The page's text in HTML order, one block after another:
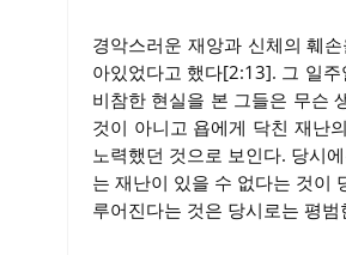
경악스러운 재앙과 신체의 훼
아있었다고 했다[2:13]. 그 일
비참한 현실을 본 그들은 무슨
것이 아니고 욥에게 닥친 재난
노력했던 것으로 보인다. 당시
는 재난이 있을 수 없다는 것이
루어진다는 것은 당시로는 평